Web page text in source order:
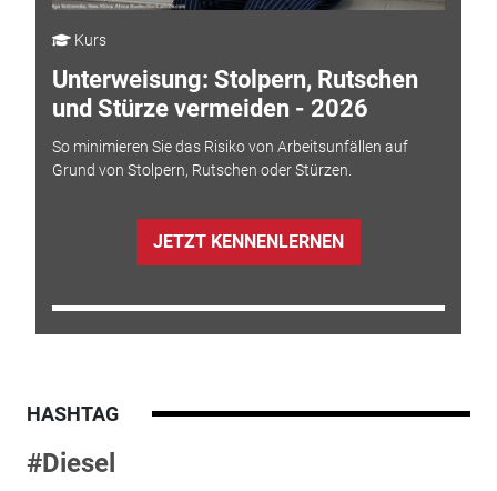
Kurs
Unterweisung: Stolpern, Rutschen
und Stürze vermeiden - 2026
So minimieren Sie das Risiko von Arbeitsunfällen auf
Grund von Stolpern, Rutschen oder Stürzen.
JETZT KENNENLERNEN
HASHTAG
#Diesel